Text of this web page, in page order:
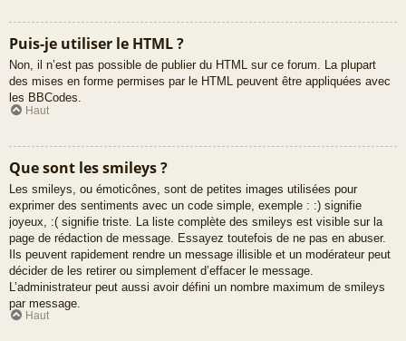
Puis-je utiliser le HTML ?
Non, il n’est pas possible de publier du HTML sur ce forum. La plupart
des mises en forme permises par le HTML peuvent être appliquées avec
les BBCodes.
Haut
Que sont les smileys ?
Les smileys, ou émoticônes, sont de petites images utilisées pour
exprimer des sentiments avec un code simple, exemple : :) signifie
joyeux, :( signifie triste. La liste complète des smileys est visible sur la
page de rédaction de message. Essayez toutefois de ne pas en abuser.
Ils peuvent rapidement rendre un message illisible et un modérateur peut
décider de les retirer ou simplement d’effacer le message.
L’administrateur peut aussi avoir défini un nombre maximum de smileys
par message.
Haut